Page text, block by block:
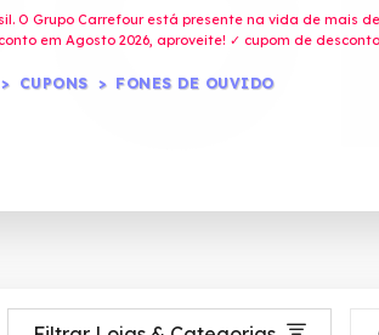
O Grupo Carrefour está presente na vida de mais
em Agosto 2026, aproveite! ✓ cupom de
CUPONS FONES DE OUVIDO